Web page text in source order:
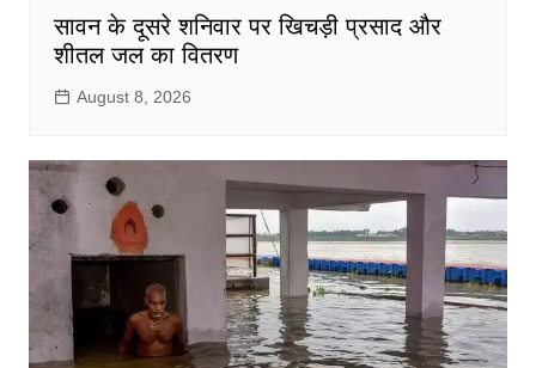
सावन के दूसरे शनिवार पर खिचड़ी प्रसाद और
शीतल जल का वितरण
August 8, 2026